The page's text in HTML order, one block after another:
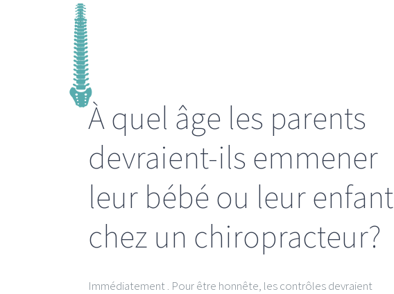
À quel âge les parents
devraient-ils emmener
leur bébé ou leur enfant
chez un chiropracteur?
Immédiatement . Pour être honnête, les contrôles devraient